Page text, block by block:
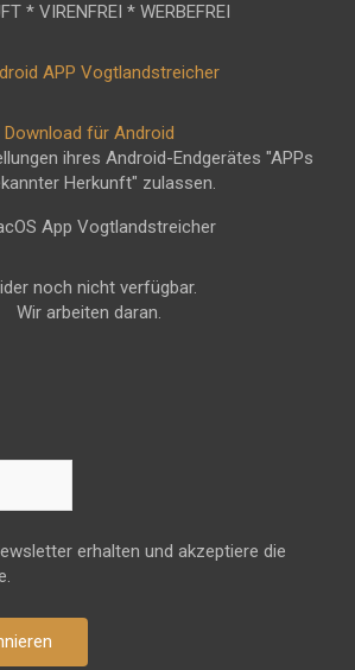
* VIRENFREI * WERBEFREI
Download für Android
ihres Android-Endgerätes "APPs
Herkunft" zulassen.
noch nicht verfügbar.
Wir arbeiten daran.
erhalten und akzeptiere die